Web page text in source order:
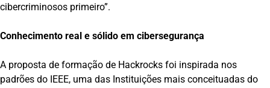
cibercriminosos primeiro”.
Conhecimento real e sólido em cibersegurança
A proposta de formação de Hackrocks foi inspirada nos
padrões do IEEE, uma das Instituições mais conceituadas do